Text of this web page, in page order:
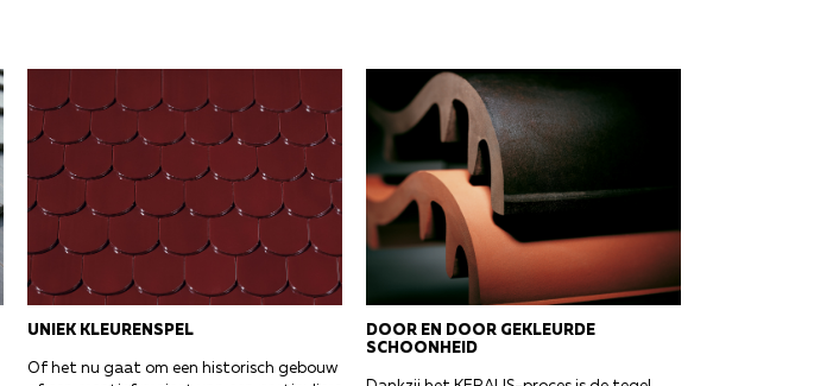
UNIEK KLEURENSPEL
Of het nu gaat om een historisch gebouw
DOOR EN DOOR GEKLEURDE
SCHOONHEID